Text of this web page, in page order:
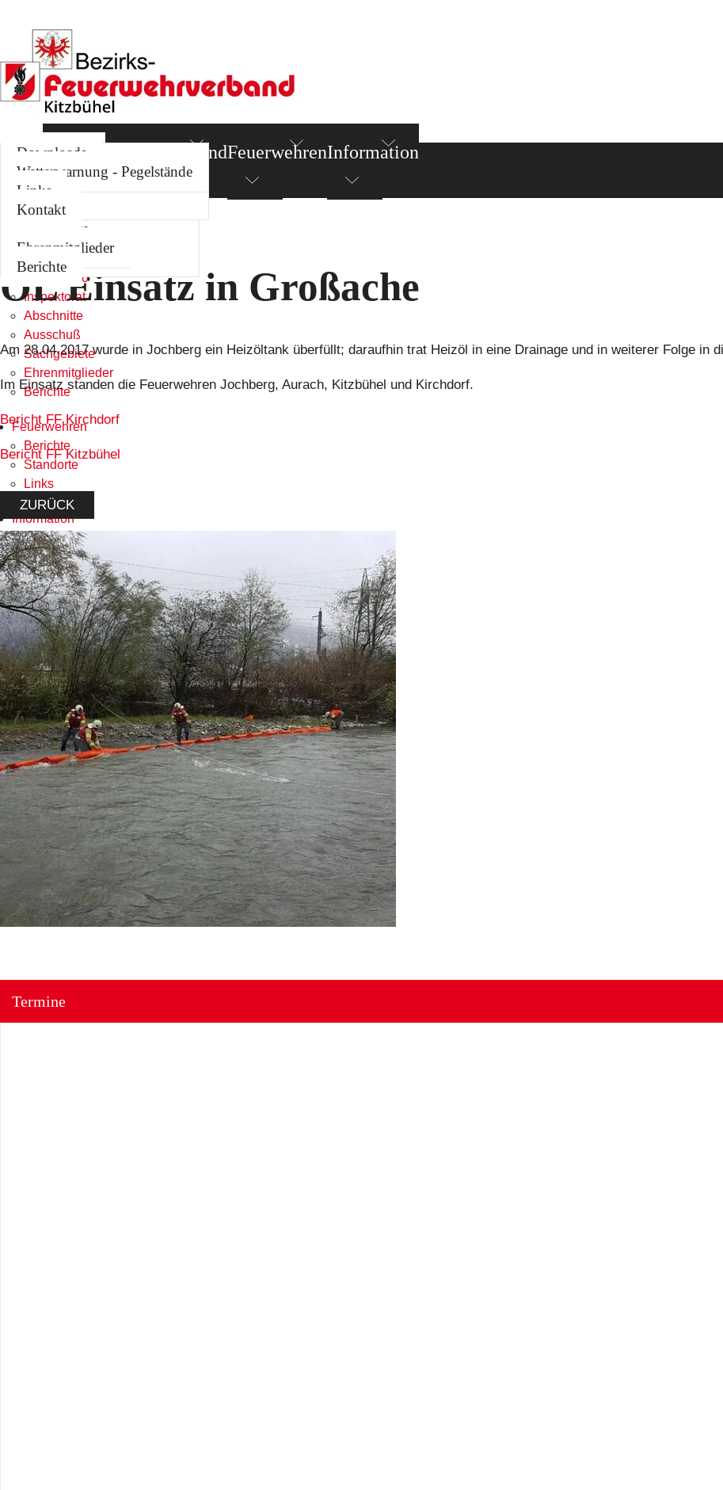
News Termine Bezirksverband
Kommando
Inspektorat
Abschnitte
Ausschuß
Sachgebiete
Ehrenmitglieder
Berichte
Feuerwehren
Berichte
Standorte
Links
Information
Downloads
Wetterwarnung - Pegelstände
Links
Kontakt
Termine
Bezirksverband
Kommando
Inspektorat
Abschnitte
Ausschuß
Sachgebiete
Ehrenmitglieder
Berichte
Feuerwehren
Berichte
Standorte
Links
Information
Downloads
Wetterwarnung - Pegelstände
Links
Kontakt
Sie befinden sich hier:
ÖL Einsatz in Großache
Am 28.04.2017 wurde in Jochberg ein Heizöltank überfüllt; daraufhin trat Heizöl in eine Drainage und in weiterer Folge in
Im Einsatz standen die Feuerwehren Jochberg, Aurach, Kitzbühel und Kirchdorf.
Bericht FF Kirchdorf
Bericht FF Kitzbühel
ZURÜCK
Termine